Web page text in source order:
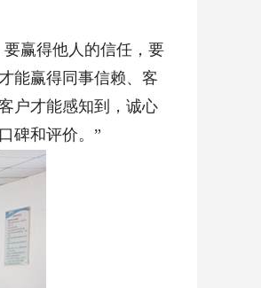
赢得他人的信任，要
能赢得同事信赖、客
户才能感知到，诚心
碑和评价。”